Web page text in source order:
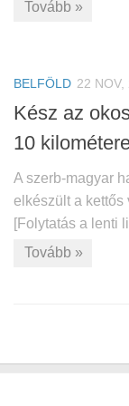
Tovább »
BELFÖLD 22 NOV,
Kész az
10
A szerb-magyar
elkészült a kettős
[Folytatás a lenti
Tovább »